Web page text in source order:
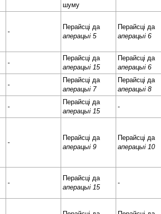
шуму
-
Перайсці да
аперацыі 5
Перайсці да
аперацыі 6
-
Перайсці да
аперацыі 15
Перайсці да
аперацыі 6
-
Перайсці да
аперацыі 7
Перайсці да
аперацыі 8
-
Перайсці да
аперацыі 15
-
-
Перайсці да
аперацыі 9
Перайсці да
аперацыі 10
-
Перайсці да
аперацыі 15
-